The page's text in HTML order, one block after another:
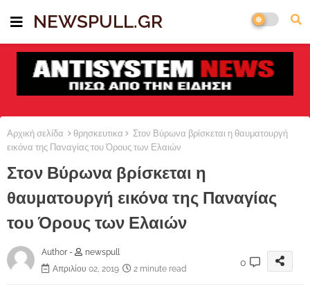
NEWSPULL.GR
Αρχική σελίδα θρησκευτικα
Στον Βύρωνα βρίσκεται η θαυματουργή
εικόνα της Παναγίας του Όρους των Ελαιών
Στον Βύρωνα βρίσκεται η
θαυματουργή εικόνα της Παναγίας
του Όρους των Ελαιών
Author -
newspull
Απριλίου 02, 2019
2 minute read
0